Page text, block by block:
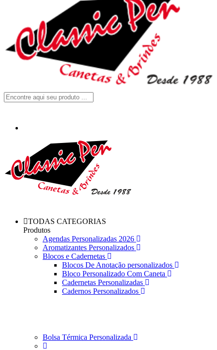
TODAS CATEGORIAS
Produtos
Agendas Personalizadas 2026
Aromatizantes Personalizados
Blocos e Cadernetas
Blocos De Anotação personalizados
Bloco Personalizado Com Caneta
Cadernetas Personalizadas
Cadernos Personalizados
Bolsa Térmica Personalizada